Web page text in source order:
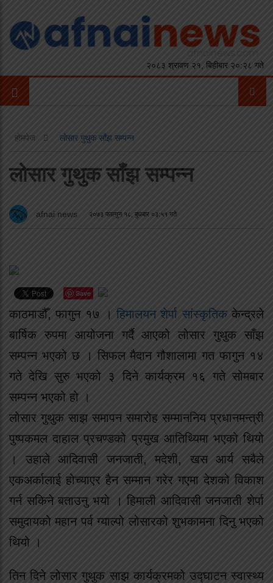
२०८३ श्रावण २१, बिहीबार २०:२८ गते
होमपेज लोसार गुथुक साँझ सम्पन्न
लोसार गुथुक साँझ सम्पन्न
afnai news २०७३ फाल्गुन १८, बुधबार ०३:५१ गते
Save
काठमाडौँ, फागुन १७ । हिमालयन शेर्पा सांस्कृतिककेन्द्रले
बार्षिक रुपमा आयोजना गर्दै आएको लोसार गुथुक साँझ
सम्पन्न भएको छ । सिफल मैदान गौशालामा गत फागुन १४
गते देखि सुरु भएको ३ दिने कार्यक्रम १६ गते सोमबार
सम्पन्न भएको हो ।
लोसार गुथुक साझ समापन समारोह सम्माननिय प्रधानमन्त्री
पुष्पकमल दाहाल प्रचण्डको प्रमुख आतिथ्यिमा भएको थियो
। उहाले आदिवासी जनजाती, मदेशी, खस आर्य सबैले
एकअर्कालाई होच्याएर हैन सम्मान गरेर गएमा देशको विकाश
गर्न सकिने बताउनु भयो । हिमाली आदिवासी जनजाती शेर्पा
समुदायको महान पर्व ग्याल्पो लोसारको शुभकामना दिनु भएको
थियो ।
तिन दिने लोसार गुथुक साझ कार्यक्रमको उद्घाटन स्वास्थ्य